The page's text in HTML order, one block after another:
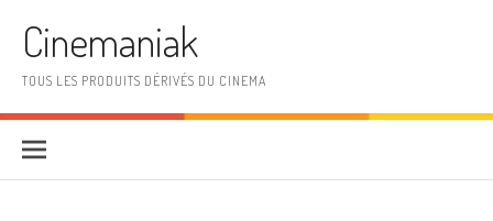
Cinemaniak
TOUS LES PRODUITS DÉRIVÉS DU CINEMA